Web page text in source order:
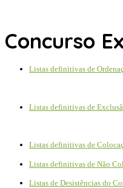
Concurso
Listas definitivas de
Listas definitivas de
Listas definitivas de
Listas definitivas de Não
Listas de Desistências do